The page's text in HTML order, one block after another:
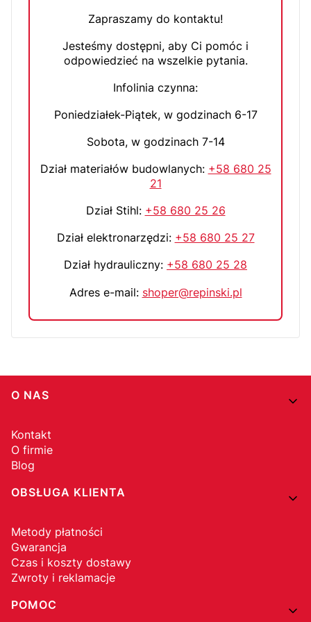
Zapraszamy do kontaktu!
Jesteśmy dostępni, aby Ci pomóc i
odpowiedzieć na wszelkie pytania.
Infolinia czynna:
Poniedziałek-Piątek, w godzinach 6-17
Sobota, w godzinach 7-14
Dział materiałów budowlanych: +58 680 25
21
Dział Stihl: +58 680 25 26
Dział elektronarzędzi: +58 680 25 27
Dział hydrauliczny: +58 680 25 28
Adres e-mail: shoper@repinski.pl
Linki w stopce
O NAS
Kontakt
O firmie
Blog
OBSŁUGA KLIENTA
Metody płatności
Gwarancja
Czas i koszty dostawy
Zwroty i reklamacje
POMOC